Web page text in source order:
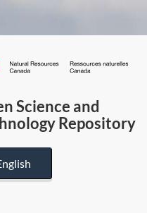
/
Science and
Repository